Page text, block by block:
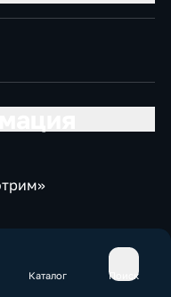
Каталог Поиск